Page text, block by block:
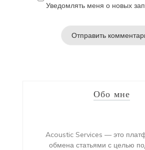
Уведомлять меня о новых
Обо мне
Acoustic Services — это
обмена статьями с целью